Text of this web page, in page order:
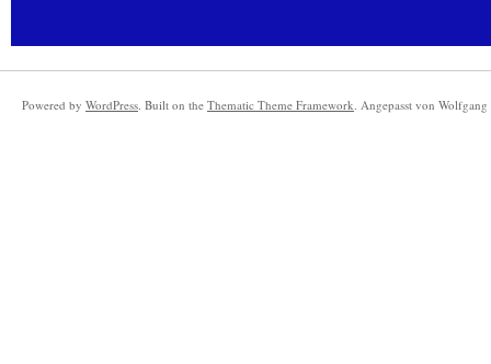
Powered by WordPress. Built on the Thematic Theme Framework. Angepasst von